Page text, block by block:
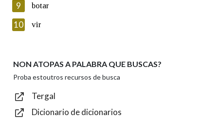
Texto de verificación
Enviar
9 botar
10 vir
NON ATOPAS A PALABRA QUE BUSCAS?
Proba estoutros recursos de busca
Tergal
Dicionario de dicionarios